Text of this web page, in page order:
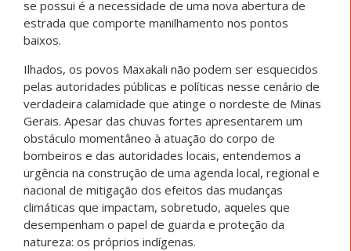
se possui é a necessidade de uma nova abertura de
estrada que comporte manilhamento nos pontos
baixos.
Ilhados, os povos Maxakali não podem ser esquecidos
pelas autoridades públicas e políticas nesse cenário de
verdadeira calamidade que atinge o nordeste de Minas
Gerais. Apesar das chuvas fortes apresentarem um
obstáculo momentâneo à atuação do corpo de
bombeiros e das autoridades locais, entendemos a
urgência na construção de uma agenda local, regional e
nacional de mitigação dos efeitos das mudanças
climáticas que impactam, sobretudo, aqueles que
desempenham o papel de guarda e proteção da
natureza: os próprios indígenas.